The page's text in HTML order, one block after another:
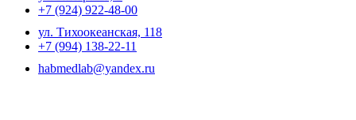
+7 (924) 922-48-00
ул. ​Тихоокеанская, 118
+7 (994) 138-22-11
habmedlab@yandex.ru